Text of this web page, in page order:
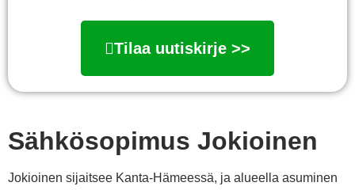
Tilaa uutiskirje >>
Sähkösopimus Jokioinen
Jokioinen sijaitsee Kanta-Hämeessä, ja alueella asuminen